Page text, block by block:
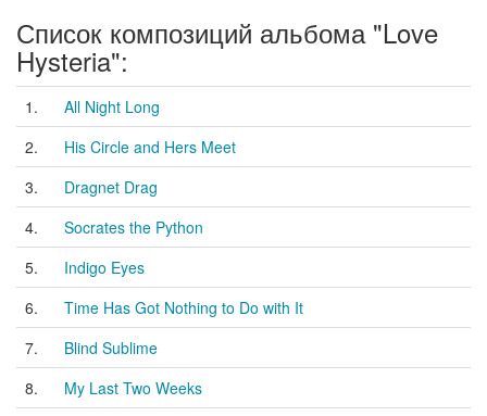
Список композиций альбома "Love
Hysteria":
1.
All Night Long
2.
His Circle and Hers Meet
3.
Dragnet Drag
4.
Socrates the Python
5.
Indigo Eyes
6.
Time Has Got Nothing to Do with It
7.
Blind Sublime
8.
My Last Two Weeks